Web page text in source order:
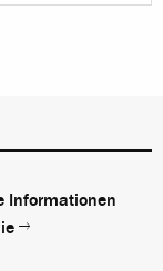
Informationen